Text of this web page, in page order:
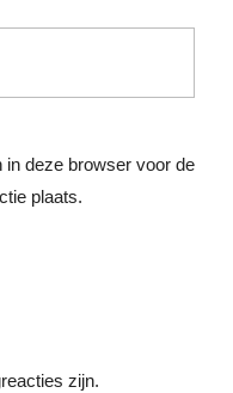
in deze browser voor de
plaats.
zijn.